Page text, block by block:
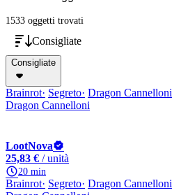
1533 oggetti trovati
Consigliate
Consigliate
Brainrot Segreto Dragon Cannelloni
Dragon Cannelloni
LootNova
25,83 € / unità
20 min
Brainrot Segreto Dragon Cannelloni